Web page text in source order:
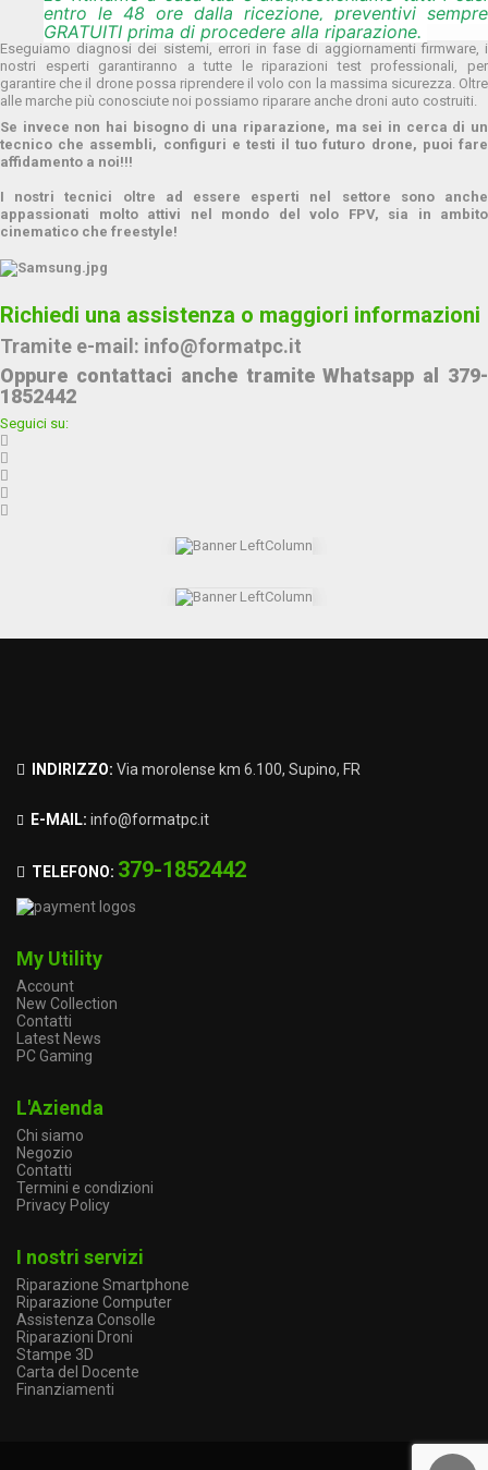
entro le 48 ore dalla ricezione, preventivi sempre
GRATUITI prima di procedere alla riparazione.
Eseguiamo diagnosi dei sistemi, errori in fase di aggiornamenti firmware, i
nostri esperti garantiranno a tutte le riparazioni test professionali, per
garantire che il drone possa riprendere il volo con la massima sicurezza. Oltre
alle marche più conosciute noi possiamo riparare anche droni auto costruiti.
Se invece non hai bisogno di una riparazione, ma sei in cerca di un
tecnico che assembli, configuri e testi il tuo futuro drone, puoi fare
affidamento a noi!!!
I nostri tecnici oltre ad essere esperti nel settore sono anche
appassionati molto attivi nel mondo del volo FPV, sia in ambito
cinematico che freestyle!
Richiedi una assistenza o maggiori informazioni
Tramite e-mail: info@formatpc.it
Oppure contattaci anche tramiteWhatsapp al 379-
1852442
Seguici su:
INDIRIZZO: Via morolense km 6.100, Supino, FR
E-MAIL: info@formatpc.it
TELEFONO: 379-1852442
My Utility
Account
New Collection
Contatti
Latest News
PC Gaming
L'Azienda
Chi siamo
Negozio
Contatti
Termini e condizioni
Privacy Policy
I nostri servizi
Riparazione Smartphone
Riparazione Computer
Assistenza Consolle
Riparazioni Droni
Stampe 3D
Carta del Docente
Finanziamenti